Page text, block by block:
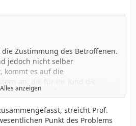
Zustimmung des Betroffenen.
jedoch nicht selber
es auf die
grundrechtliche
auf die Frage, ob die Eltern
Status her
Alles anzeigen
streicht Prof.
Punkt des Problems